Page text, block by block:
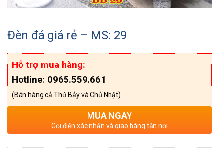
Đèn đá giá rẻ – MS: 29
Hỗ trợ mua hàng:
Hotline: 0965.559.661
(Bán hàng cả Thứ Bảy và Chủ Nhật)
MUA NGAY
Gọi điện xác nhận và giao hàng tận nơi